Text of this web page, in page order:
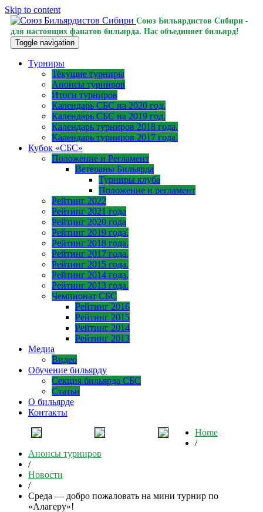
Skip to content
Союз Бильярдистов Сибири -
для настоящих фанатов бильярда. Нас объединяет бильярд!
Toggle navigation
Турниры
Текущие турниры
Анонсы турниров
Итоги турниров
Календарь СБС на 2020 год.
Календарь СБС на 2019 год.
Календарь турниров 2018 года.
Календарь турниров 2017 года.
Кубок «СБС»
Положение и Регламент
Ветераны Бильярда
Турниры клуба
Положение и регламент
Рейтинг 2022
Рейтинг 2021 года
Рейтинг 2020 года
Рейтинг 2019 года.
Рейтинг 2018 года.
Рейтинг 2017 года.
Рейтинг 2015 года.
Рейтинг 2014 года.
Рейтинг 2013 года.
Чемпионат СБС
Рейтинг 2016
Рейтинг 2015
Рейтинг 2014
Рейтинг 2013
Медиа
Видео
Обучение бильярду
Секция бильярда СБС
Статьи
О бильярде
Контакты
Home
/
Анонсы турниров
/
Новости
/
Среда — добро пожаловать на мини турнир по
«Алагеру»!